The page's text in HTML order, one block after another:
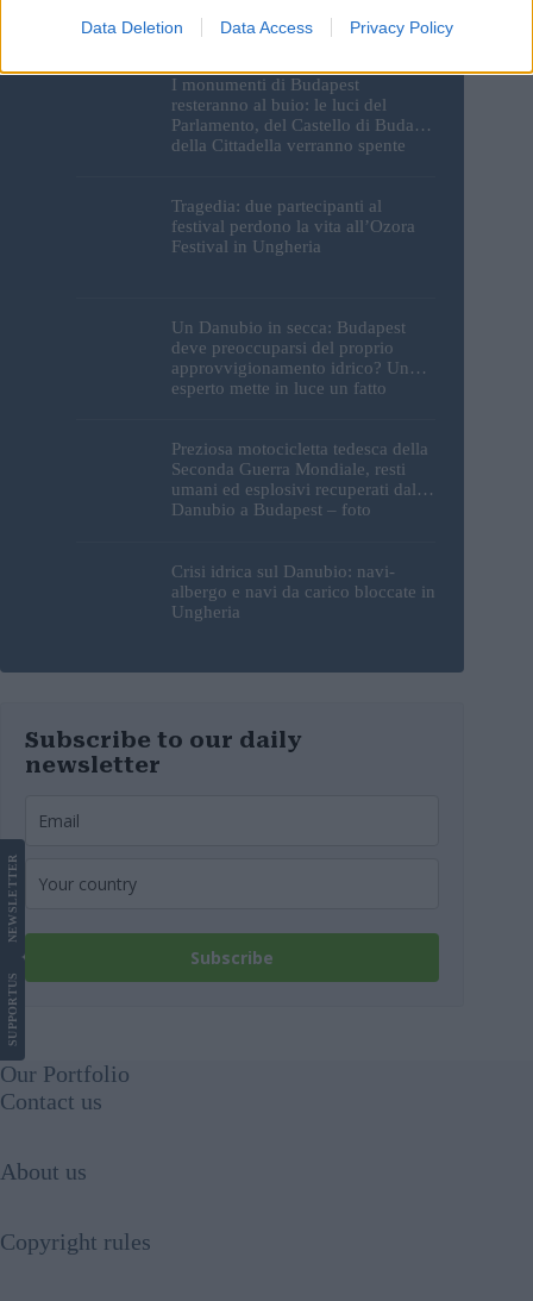
Data Deletion Data Access Privacy Policy
I monumenti di Budapest
resteranno al buio: le luci del
Parlamento, del Castello di Buda e
della Cittadella verranno spente
Tragedia: due partecipanti al
festival perdono la vita all’Ozora
Festival in Ungheria
Un Danubio in secca: Budapest
deve preoccuparsi del proprio
approvvigionamento idrico? Un
esperto mette in luce un fatto
Preziosa motocicletta tedesca della
Seconda Guerra Mondiale, resti
umani ed esplosivi recuperati dal
Danubio a Budapest – foto
Crisi idrica sul Danubio: navi-
albergo e navi da carico bloccate in
Ungheria
Subscribe to our daily
newsletter
Subscribe
SUPPORT
US
NEWS
LETTER
Our Portfolio
Contact us
About us
Copyright rules